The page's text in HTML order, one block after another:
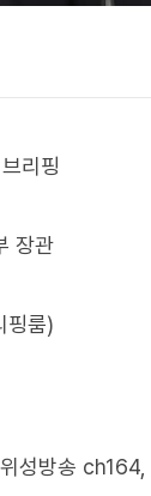
리핑
장관
핑룸)
성방송 ch164,